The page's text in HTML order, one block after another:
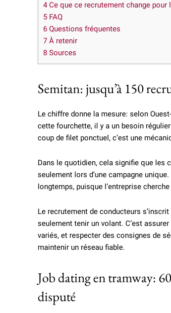
4 Ce que ce recrutement change
5 FAQ
6 Questions fréquentes
7 À retenir
8 Sources
Semitan: jusqu’à 150
Le chiffre donne la mesure: selon
cette fourchette, il y a un besoin
coup de filet ponctuel, c’est une
Dans le quotidien, cela signifie que les
seulement lors d’une campagne
longtemps, puisque l’entreprise
Le recrutement de conducteurs
seulement tenir un volant. C’est
variés, et respecter des consignes de
maintenir un réseau fiable.
Job dating en tramway:
disputé